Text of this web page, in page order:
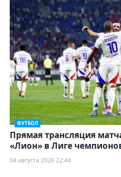
ФУТБОЛ
Прямая трансляция
«Лион» в Лиге
04 августа 2026 22:44